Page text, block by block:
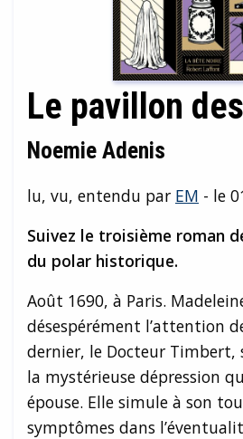
Le pavillon
Noemie Adenis
lu, vu, entendu par EM - le
Suivez le troisième roman
du polar historique.
Août 1690, à Paris.
désespérément l’attention
dernier, le Docteur Timbert,
la mystérieuse dépression
épouse. Elle simule à son
symptômes dans